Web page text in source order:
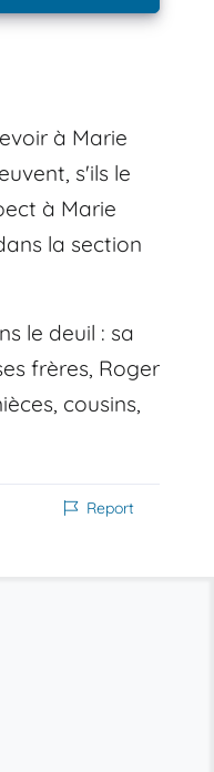
à Marie
s'ils le
à Marie
la section
le deuil : sa
frères, Roger
cousins,
Report